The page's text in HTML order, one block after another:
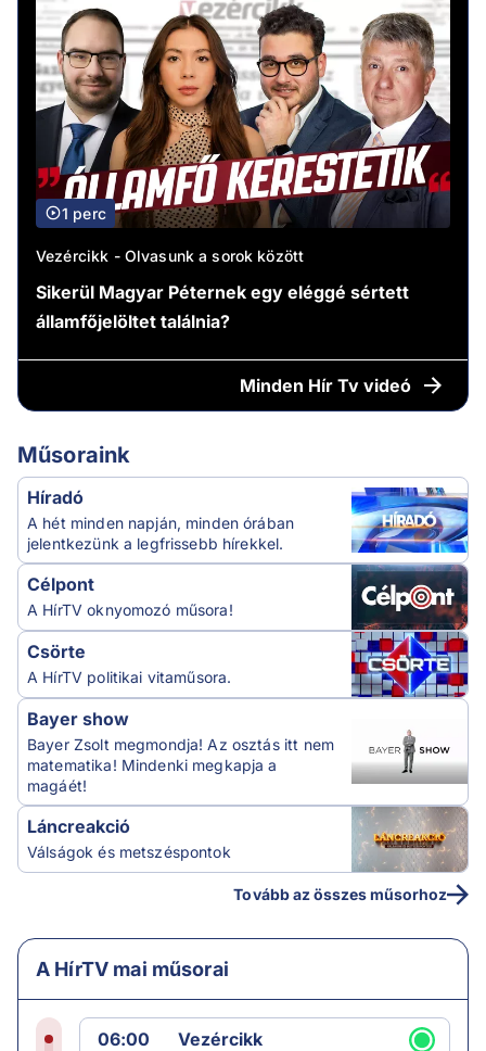
1 perc
Vezércikk - Olvasunk a sorok között
Sikerül Magyar Péternek egy eléggé sértett
államfőjelöltet találnia?
Minden Hír Tv videó
Műsoraink
Híradó
A hét minden napján, minden órában
jelentkezünk a legfrissebb hírekkel.
Célpont
A HírTV oknyomozó műsora!
Csörte
A HírTV politikai vitaműsora.
Bayer show
Bayer Zsolt megmondja! Az osztás itt nem
matematika! Mindenki megkapja a
magáét!
Láncreakció
Válságok és metszéspontok
Tovább az összes műsorhoz
A HírTV mai műsorai
06:00
Vezércikk